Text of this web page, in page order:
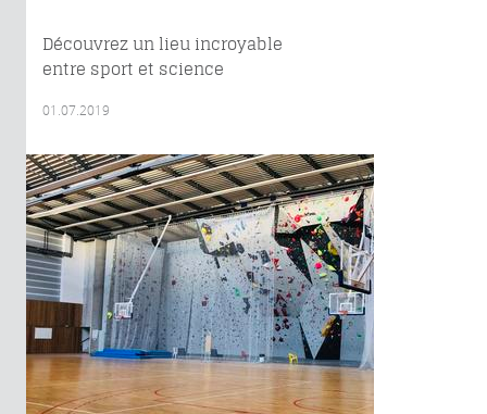
Découvrez un lieu incroyable
entre sport et science
01.07.2019